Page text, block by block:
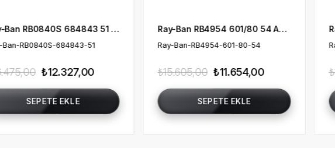
Ban-RB4954-601-80-54
₺11.654,00
SEPETE EKLE
Ray-Ban-RB4954-601-87-54
₺11.654,00
₺15.605,00
SEPETE EKLE